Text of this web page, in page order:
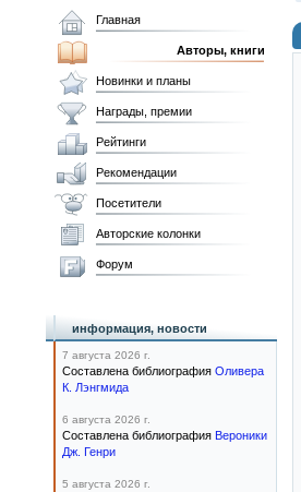
Главная
Авторы, книги
Новинки и планы
Награды, премии
Рейтинги
Рекомендации
Посетители
Авторские колонки
Форум
информация, новости
7 августа 2026 г.
Составлена библиография Оливера
К. Лэнгмида
6 августа 2026 г.
Составлена библиография Вероники
Дж. Генри
5 августа 2026 г.